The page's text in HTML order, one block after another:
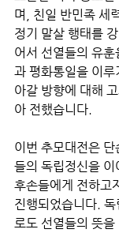
며, 친일 반민족 세
정기 말살 행태를
어서 선열들의 유
과 평화통일을 이
아갈 방향에 대해
아 전했습니다.
이번 추모대전은
들의 독립정신을
후손들에게 전하고
진행되었습니다.
로도 선열들의 뜻